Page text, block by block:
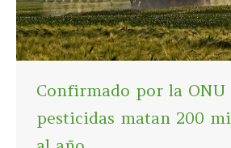
Confirmado por la ONU
pesticidas matan 200